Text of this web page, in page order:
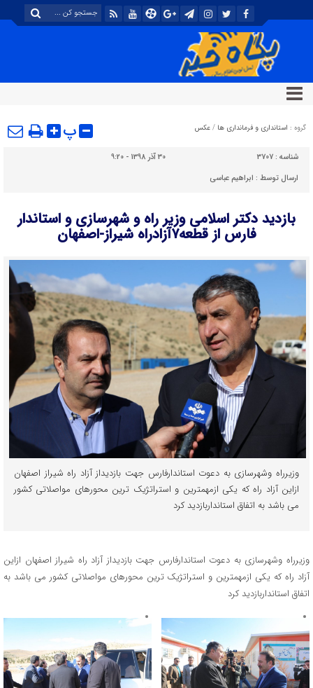
گروه : استانداری و فرمانداری ها / عکس پ
شناسه : 3707
30 آذر 1398 - 9:20
ارسال توسط : ابراهیم عباسی
بازدید دکتر اسلامی وزیر راه و شهرسازی و استاندار
فارس از قطعه۷آزادراه شیراز-اصفهان
وزیرراه وشهرسازی به دعوت استاندارفارس جهت بازدیداز آزاد راه شیراز اصفهان
ازاین آزاد راه که یکی ازمهمترین ‌و استراتژیک ترین محورهای مواصلاتی کشور
می باشد به اتفاق استانداربازدید کرد
وزیرراه وشهرسازی به دعوت استاندارفارس جهت بازدیداز آزاد راه شیراز اصفهان ازاین
آزاد راه که یکی ازمهمترین ‌و استراتژیک ترین محورهای مواصلاتی کشور می باشد به
اتفاق استانداربازدید کرد